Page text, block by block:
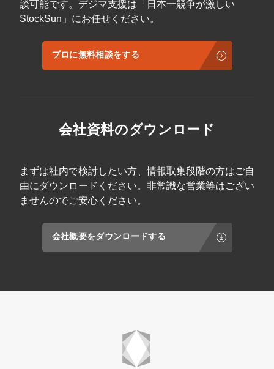
談可能です。デジマ支援は「日本一競争が激しい
StockSun」にお任せください。
プロに無料相談をする
会社資料のダウンロード
まずは社内で検討したい方、情報取集段階の方はご自
由にダウンロードください。非常識な営業等はござい
ませんのでご安心ください。
会社概要をダウンロードする